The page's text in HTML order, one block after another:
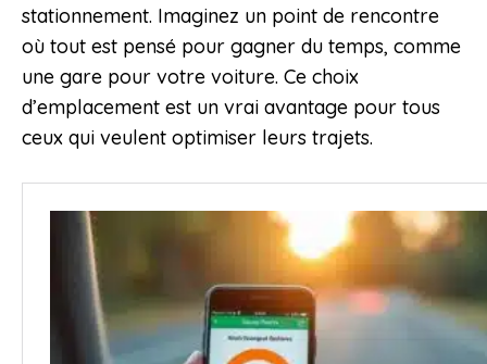
stationnement. Imaginez un point de rencontre
où tout est pensé pour gagner du temps, comme
une gare pour votre voiture. Ce choix
d’emplacement est un vrai avantage pour tous
ceux qui veulent optimiser leurs trajets.